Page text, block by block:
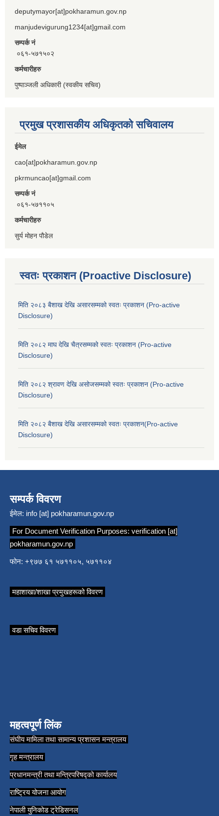
deputymayor[at]pokharamun.gov.np
manjudevigurung1234[at]gmail.com
सम्पर्क नं
०६१-५७१५०२
कर्मचारीहरु
पुष्पाञ्जली अधिकारी (स्वकीय सचिव)
प्रमुख प्रशासकीय अधिकृतको सचिवालय
ईमेल
cao[at]pokharamun.gov.np
pkrmuncao[at]gmail.com
सम्पर्क नं
०६१-५७११०५
कर्मचारीहरु
सुर्य मोहन पौडेल
स्वतः प्रकाशन (Proactive Disclosure)
मिति २०८३ बैशाख देखि असारसम्मको स्वतः प्रकाशन (Pro-active
Disclosure)
मिति २०८२ माघ देखि चैत्रसम्मको स्वतः प्रकाशन (Pro-active
Disclosure)
मिति २०८२ श्रावण देखि असोजसम्मको स्वतः प्रकाशन (Pro-active
Disclosure)
मिति २०८२ बैशाख देखि असारसम्मको स्वतः प्रकाशन(Pro-active
Disclosure)
सम्पर्क विवरण
ईमेल: info [at] pokharamun.gov.np
For Document Verification Purposes: verification [at]
pokharamun.gov.np
फोन: +९७७ ६१ ५७११०५, ५७११०४
महाशाखा/शाखा प्रमुखहरूको विवरण
वडा सचिव विवरण
महत्वपूर्ण लिंक
संघीय मामिला तथा सामान्य प्रशासन मन्त्रालय
गृह मन्त्रालय
प्रधानमन्त्री तथा मन्त्रिपरिषद्को कार्यालय
राष्ट्रिय योजना आयोग
नेपाली युनिकोड ट्रेडिसनल